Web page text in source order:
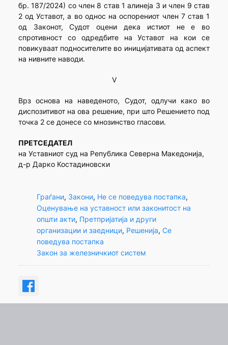
бр. 187/2024) со член 8 став 1 алинеја 3 и член 9 став
2 од Уставот, а во однос на оспорениот член 7 став 1
од Законот, Судот оцени дека истиот не е во
спротивност со одредбите на Уставот на кои се
повикуваат подносителите во иницијативата од аспект
на нивните наводи.
V
Врз основа на наведеното, Судот, одлучи како во
диспозитивот на ова решение, при што Решението под
точка 2 се донесе со мнозинство гласови.
ПРЕТСЕДАТЕЛ
на Уставниот суд на Република Северна Македонија,
д-р Дарко Костадиновски
Граѓани, Закони, Не се поведува постапка
Оценување на уставност или законитост на
општи акти, Претпријатија и други
организации и заедници, Решенија, Се
поведува постапка
Закон за железничкиот систем